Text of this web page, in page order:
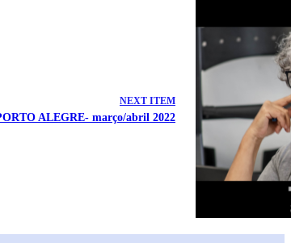
NEXT ITEM
ALEGRE- março/abril 2022